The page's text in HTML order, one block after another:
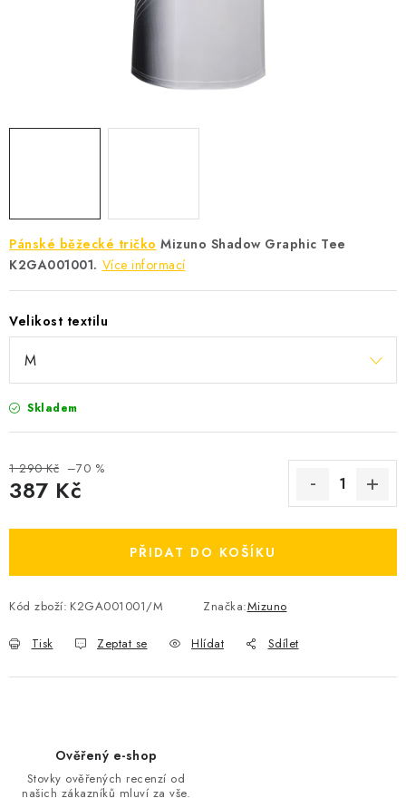
MEGA SLEVY
NOVINKY MIZUNO
NOVINKY INOV-8
ZNAČKY
Ceník dopravy
Moje objednávka
Jak vyměnit nebo vrátit zboží
Jak reklamovat
Obchodní podmínky
Velikostní tabulky
Ochrana osobních údajů
Zásady používání souborů cookies
Kontakt
Pánské běžecké tričko Mizuno Shadow Graphic Tee
K2GA001001. Více informací
Velikost textilu
Skladem
1 290 Kč –70 %
387 Kč
PŘIDAT DO KOŠÍKU
Kód zboží: K2GA001001/M Značka:Mizuno
Tisk Zeptat se Hlídat Sdílet
Ověřený e-shop
Stovky ověřených recenzí od
našich zákazníků mluví za vše.